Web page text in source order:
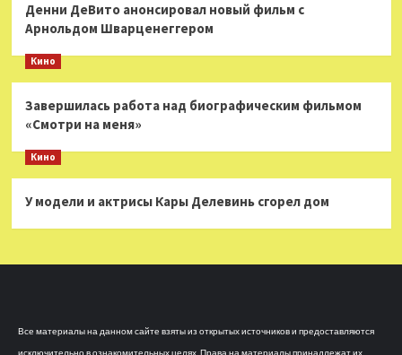
Денни ДеВито анонсировал новый фильм с
Арнольдом Шварценеггером
Кино
Завершилась работа над биографическим фильмом
«Смотри на меня»
Кино
У модели и актрисы Кары Делевинь сгорел дом
Все материалы на данном сайте взяты из открытых источников и предоставляются
исключительно в ознакомительных целях. Права на материалы принадлежат их